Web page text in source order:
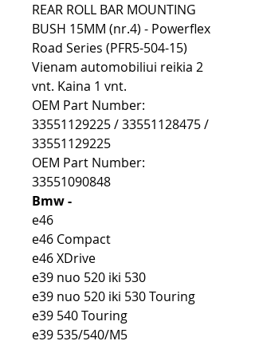
REAR ROLL BAR MOUNTING
BUSH 15MM (nr.4) - Powerflex
Road Series (PFR5-504-15)
Vienam automobiliui reikia 2
vnt. Kaina 1 vnt.
OEM Part Number:
33551129225 / 33551128475 /
33551129225
OEM Part Number:
33551090848
Bmw -
e46
e46 Compact
e46 XDrive
e39 nuo 520 iki 530
e39 nuo 520 iki 530 Touring
e39 540 Touring
e39 535/540/M5